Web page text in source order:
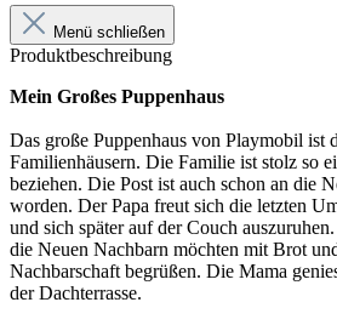
Menü schließen
Produktbeschreibung
Mein Großes Puppenhaus
Das große Puppenhaus von Playmobil ist
Familienhäusern. Die Familie ist stolz so
beziehen. Die Post ist auch schon an die
worden. Der Papa freut sich die letzten
und sich später auf der Couch
die Neuen Nachbarn möchten mit Brot
Nachbarschaft begrüßen. Die Mama
der Dachterrasse.